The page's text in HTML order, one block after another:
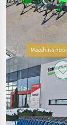
Macchina